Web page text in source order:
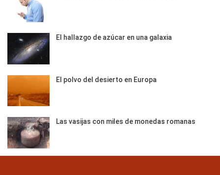
El hallazgo de azúcar en una galaxia
El polvo del desierto en Europa
Las vasijas con miles de monedas romanas